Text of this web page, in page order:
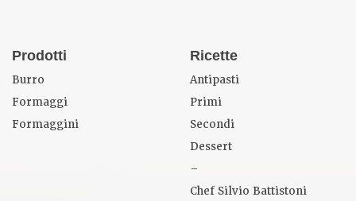
Prodotti
Burro
Formaggi
Formaggini
Ricette
Antipasti
Primi
Secondi
Dessert
–
Chef Silvio Battistoni